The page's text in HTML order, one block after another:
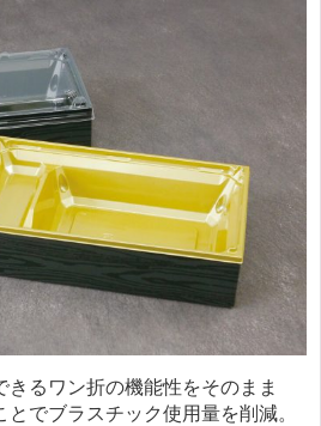
きるワン折の機能性をそのまま
でブラスチック使用量を削減。